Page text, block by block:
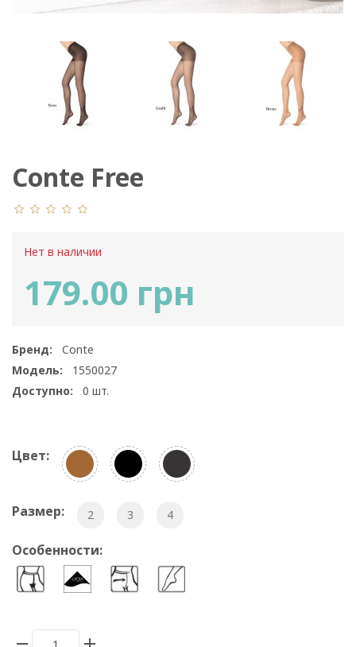
Conte Free
Нет в наличии
179.00 грн
Бренд:
Conte
Модель:
1550027
Доступно:
0 шт.
Цвет:
Размер: 2 3 4
Особенности: